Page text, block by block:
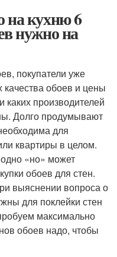
на кухню 6
нужно на
покупатели уже
обоев и цены
каких производителей
Долго продумывают
для
квартиры в целом.
«но» может
обоев для стен.
выяснении вопроса о
для поклейки стен
максимально
обоев надо, чтобы